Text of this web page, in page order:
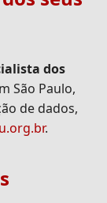
dos
São Paulo,
de dados,
.